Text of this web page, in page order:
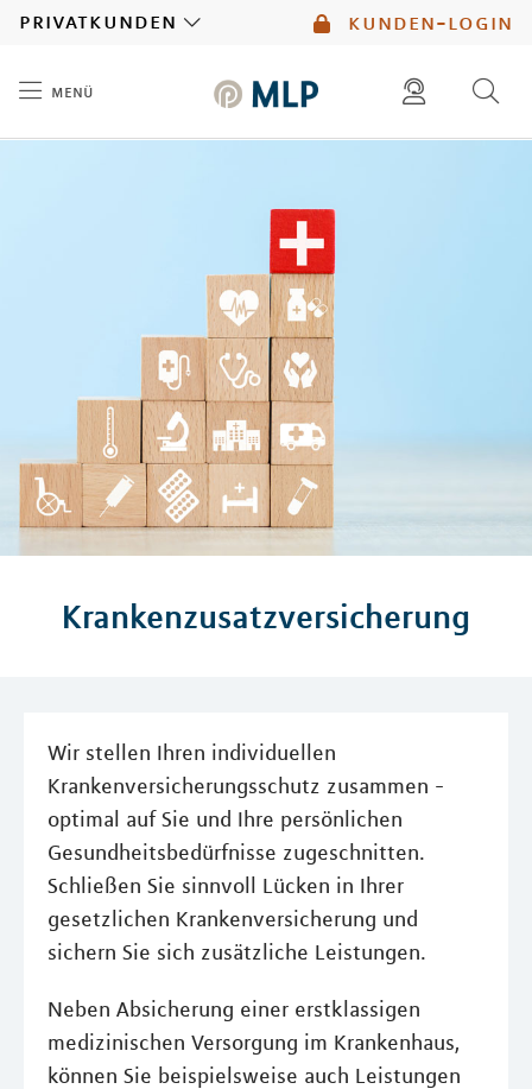
kunden-login
privatkunden
menü
Krankenzusatzversicherung
Wir stellen Ihren individuellen
Krankenversicherungsschutz zusammen -
optimal auf Sie und Ihre persönlichen
Gesundheitsbedürfnisse zugeschnitten.
Schließen Sie sinnvoll Lücken in Ihrer
gesetzlichen Krankenversicherung und
sichern Sie sich zusätzliche Leistungen.
Neben Absicherung einer erstklassigen
medizinischen Versorgung im Krankenhaus,
können Sie beispielsweise auch Leistungen